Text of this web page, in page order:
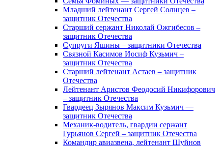
Младший лейтенант Сергей Солнцев –
защитник Отечества
Старший сержант Николай Ожгибесов –
защитник Отечества
Супруги Яшины – защитники Отечества
Связной Касимов Иосиф Кузьмич –
защитник Отечества
Старший лейтенант Астаев – защитник
Отечества
Лейтенант Аристов Феодосий Никифорович
– защитник Отечества
Гвардеец Зырянов Максим Кузьмич —
защитник Отечества
Механик-водитель, гвардии сержант
Гурьянов Сергей – защитник Отечества
Командир авиазвена, лейтенант Шуйнов